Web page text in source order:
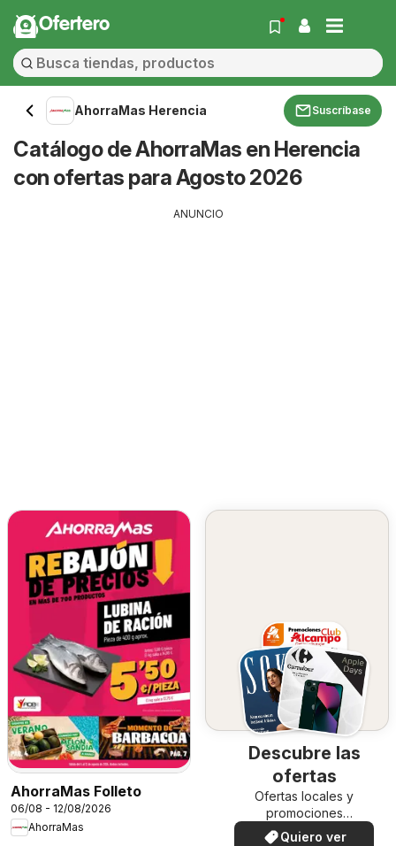
Ofertero
AhorraMas Herencia Suscríbase
Catálogo de AhorraMas en Herencia
con ofertas para Agosto 2026
ANUNCIO
AhorraMas Folleto
06/08 - 12/08/2026
AhorraMas
Descubre las
ofertas
Ofertas locales y
promociones
especiales.
Quiero ver